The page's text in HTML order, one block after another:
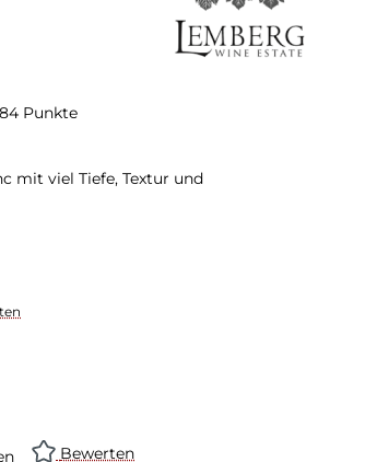
Punkte
mit viel Tiefe, Textur und
Bewerten